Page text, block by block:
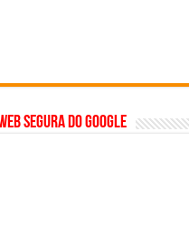
SEGURA do GOOGLE